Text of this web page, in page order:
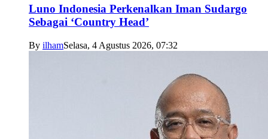
Luno Indonesia Perkenalkan Iman Sudargo
Sebagai ‘Country Head’
By ilhamSelasa, 4 Agustus 2026, 07:32